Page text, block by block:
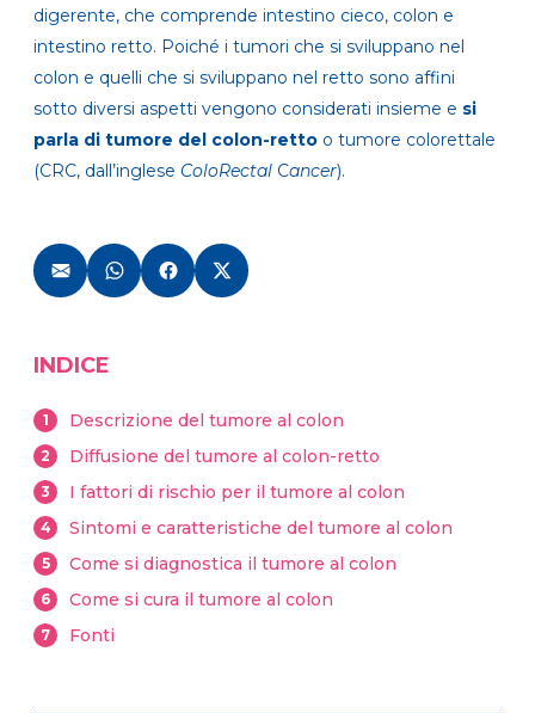
digerente, che comprende intestino cieco, colon e
intestino retto. Poiché i tumori che si sviluppano nel
colon e quelli che si sviluppano nel retto sono affini
sotto diversi aspetti vengono considerati insieme e si
parla di tumore del colon-retto o tumore colorettale
(CRC, dall’inglese ColoRectal Cancer).
INDICE
1 Descrizione del tumore al colon
2 Diffusione del tumore al colon-retto
3 I fattori di rischio per il tumore al colon
4 Sintomi e caratteristiche del tumore al colon
5 Come si diagnostica il tumore al colon
6 Come si cura il tumore al colon
7 Fonti